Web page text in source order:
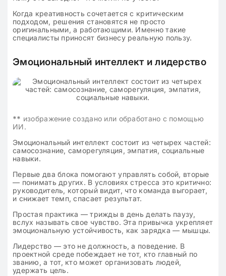
Когда креативность сочетается с критическим
подходом, решения становятся не просто
оригинальными, а работающими. Именно такие
специалисты приносят бизнесу реальную пользу.
Эмоциональный интеллект и лидерство
** изображение создано или обработано с помощью
ИИ.
Эмоциональный интеллект состоит из четырех частей:
самосознание, саморегуляция, эмпатия, социальные
навыки.
Первые два блока помогают управлять собой, вторые
— понимать других. В условиях стресса это критично:
руководитель, который видит, что команда выгорает,
и снижает темп, спасает результат.
Простая практика — трижды в день делать паузу,
вслух называть свое чувство. Эта привычка укрепляет
эмоциональную устойчивость, как зарядка — мышцы.
Лидерство — это не должность, а поведение. В
проектной среде побеждает не тот, кто главный по
званию, а тот, кто может организовать людей,
удержать цель.